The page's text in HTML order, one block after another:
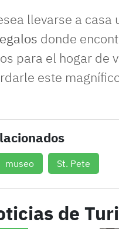
llevarse a casa
donde
para el hogar de
este
museo St. Pete
de